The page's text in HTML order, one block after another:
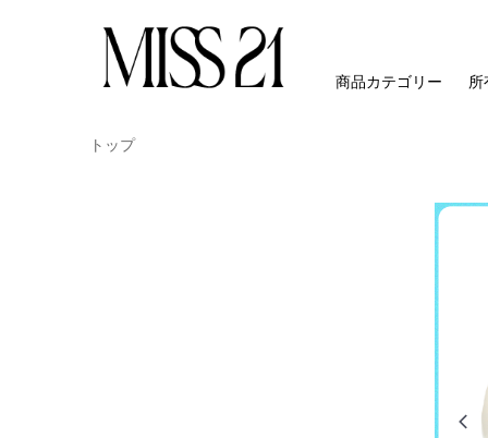
商品カテゴリー 所
トップ